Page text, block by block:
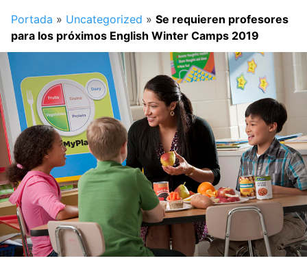
Portada » Uncategorized » Se requieren profesores
para los próximos English Winter Camps 2019